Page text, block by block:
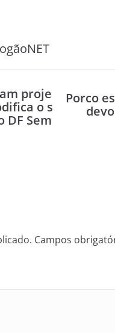
proje
o s
Sem
Porco
Campos